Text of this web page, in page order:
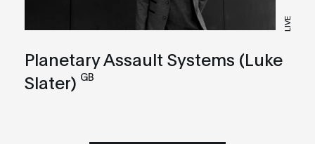
LIVE
Planetary Assault Systems (Luke
Slater) GB